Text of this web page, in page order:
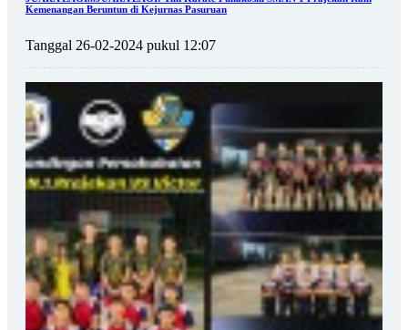
Kemenangan Beruntun di Kejurnas Pasuruan
Tanggal 26-02-2024 pukul 12:07